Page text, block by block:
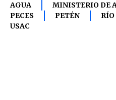
AGUA
MINISTERIO DE
PECES
PETÉN
USAC